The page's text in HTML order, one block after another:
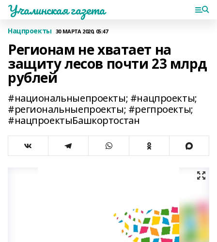
Учалинская газета
Нацпроекты 30 МАРТА 2020, 05:47
Регионам не хватает на
защиту лесов почти 23 млрд
рублей
#национальныепроекты; #нацпроекты;
#региональныепроекты; #регпроекты;
#нацпроектыБашкортостан